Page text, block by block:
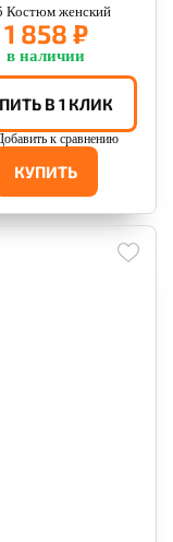
Костюм женский
1 858 ₽
в наличии
КУПИТЬ
В 1 КЛИК
к сравнению